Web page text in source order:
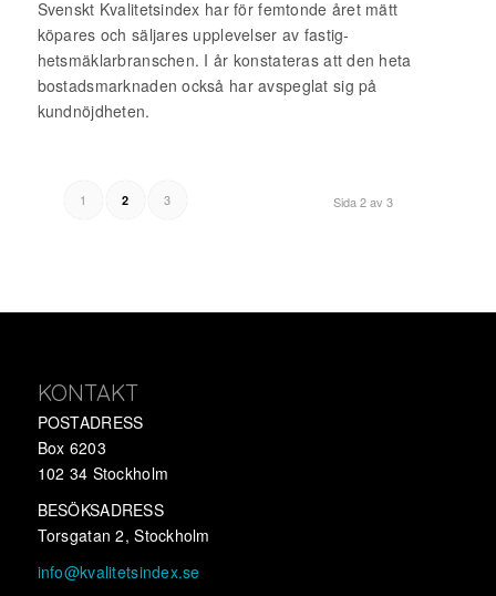
Svenskt Kvalitetsindex har för femtonde året mätt
köpares och säljares upplevelser av fastig-
hetsmäklarbranschen. I år konstateras att den heta
bostadsmarknaden också har avspeglat sig på
kundnöjdheten.
Sida 2 av 3
1 2 3
KONTAKT
POSTADRESS
Box 6203
102 34 Stockholm
BESÖKSADRESS
Torsgatan 2, Stockholm
info@kvalitetsindex.se